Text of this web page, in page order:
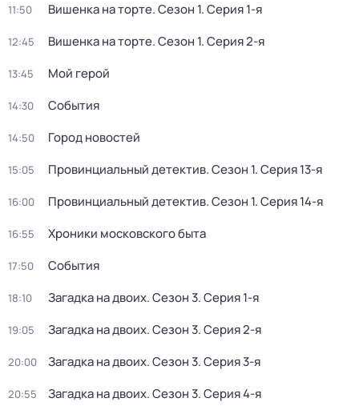
11:50 Вишенка на торте. Сезон 1. Серия 1-я
12:45 Вишенка на торте. Сезон 1. Серия 2-я
13:45 Мой герой
14:30 События
14:50 Город новостей
15:05 Провинциальный детектив. Сезон 1. Серия 13-я
16:00 Провинциальный детектив. Сезон 1. Серия 14-я
16:55 Хроники московского быта
17:50 События
18:10 Загадка на двоих. Сезон 3. Серия 1-я
19:05 Загадка на двоих. Сезон 3. Серия 2-я
20:00 Загадка на двоих. Сезон 3. Серия 3-я
20:55 Загадка на двоих. Сезон 3. Серия 4-я